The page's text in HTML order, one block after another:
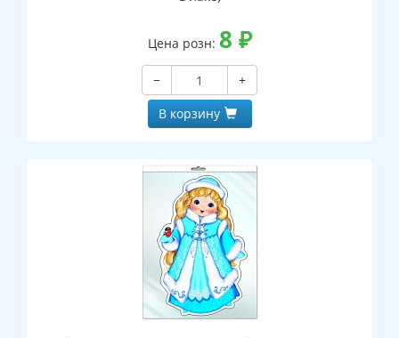
Цена розн: 8 ₽
−
+
В корзину